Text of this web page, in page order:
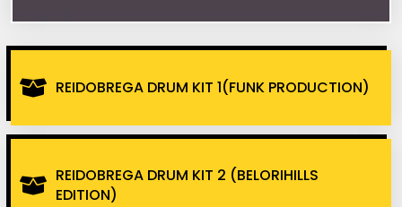
REIDOBREGA DRUM KIT 1(FUNK PRODUCTION)
REIDOBREGA DRUM KIT 2 (BELORIHILLS
EDITION)